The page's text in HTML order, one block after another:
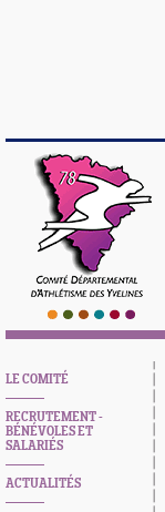
LE COMITÉ
RECRUTEMENT -
BÉNÉVOLES ET
SALARIÉS
ACTUALITÉS